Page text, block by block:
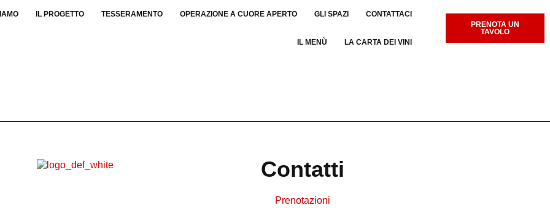
IL PROGETTO TESSERAMENTO OPERAZIONE A CUORE APERTO GLI SPAZI CONTATTACI
IL MENÙ LA CARTA DEI VINI
PRENOTA UN
TAVOLO
Contatti
Prenotazioni